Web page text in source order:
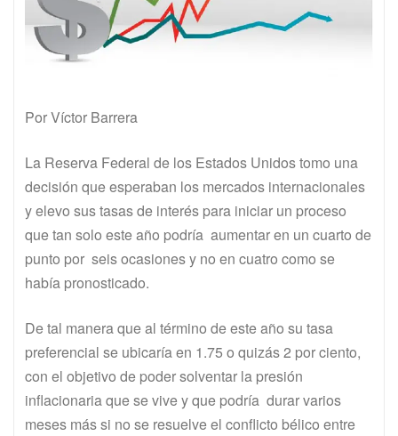
Por Víctor Barrera
La Reserva Federal de los Estados Unidos tomo una
decisión que esperaban los mercados internacionales
y elevo sus tasas de interés para iniciar un proceso
que tan solo este año podría aumentar en un cuarto de
punto por seis ocasiones y no en cuatro como se
había pronosticado.
De tal manera que al término de este año su tasa
preferencial se ubicaría en 1.75 o quizás 2 por ciento,
con el objetivo de poder solventar la presión
inflacionaria que se vive y que podría durar varios
meses más si no se resuelve el conflicto bélico entre